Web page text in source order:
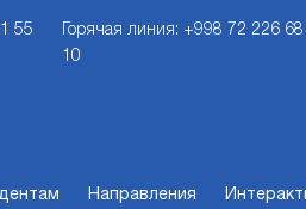
55
Горячая линия: +998 72 226 68
10
Направления